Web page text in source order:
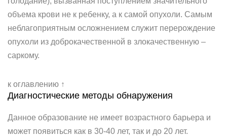
объема крови не к ребенку, а к самой опухоли. Самым
неблагоприятным осложнением служит перерождение
опухоли из доброкачественной в злокачественную –
саркому.
к оглавлению ↑
Диагностические методы обнаружения
Данное образование не имеет возрастного барьера и
может появиться как в 30-40 лет, так и до 20 лет.